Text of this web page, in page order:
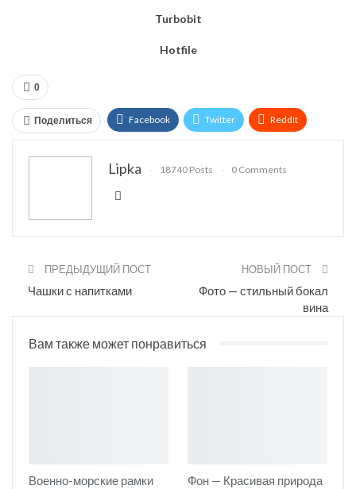
Turbobit
Hotfile
0
Поделиться Facebook Twitter ReddIt
VK
Lipka 18740 Posts 0 Comments
ПРЕДЫДУЩИЙ ПОСТ
Чашки с напитками
НОВЫЙ ПОСТ
Фото — стильный бокал
вина
Вам также может понравиться
Военно-морские рамки
Фон — Красивая природа